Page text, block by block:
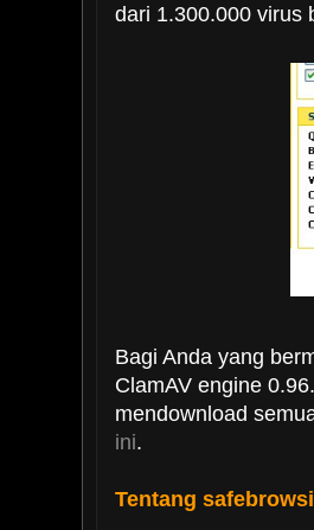
dari 1.300.000 virus
Bagi Anda yang
ClamAV engine
mendownload
ini.
Tentang